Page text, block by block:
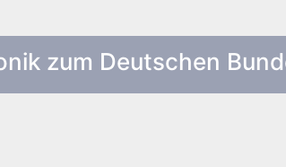
zum Deutschen